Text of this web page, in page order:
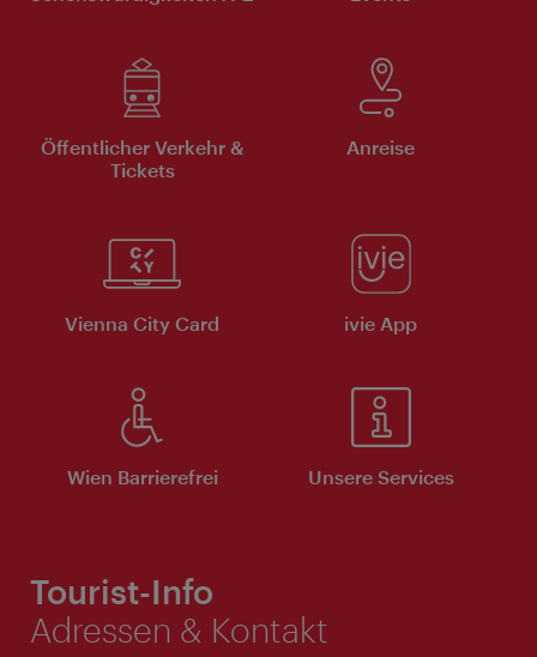
Öffentlicher Verkehr &
Tickets
Anreise
Vienna City Card ivie App
Wien Barrierefrei Unsere Services
Tourist-Info
Adressen & Kontakt